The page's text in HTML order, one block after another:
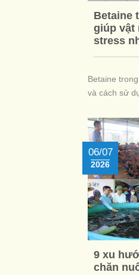
Betaine
giúp vật
stress
Betaine
và cách sử
9 xu
chăn
06/07
2026